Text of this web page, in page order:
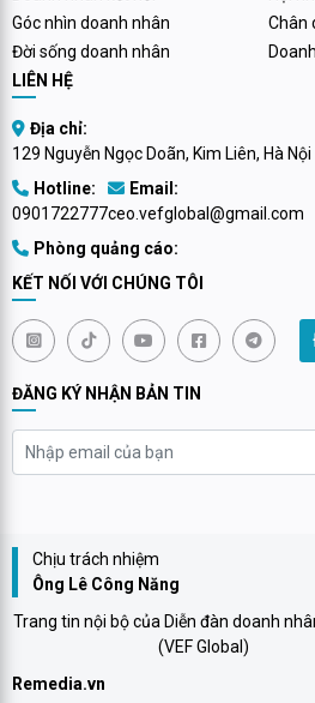
Góc nhìn doanh nhân
Chân
Đời sống doanh nhân
LIÊN HỆ
Địa chỉ:
129 Nguyễn Ngọc Doãn, Kim Liên, Hà Nội
Hotline:
0901722777
Email:
ceo.vefglobal@gmail.com
Phòng quảng cáo:
KẾT NỐI VỚI CHÚNG TÔI
ĐĂNG KÝ NHẬN BẢN TIN
Chịu trách nhiệm
Ông Lê Công Năng
Trang tin nội bộ của Diễn đàn doanh
(VEF Global)
Remedia.vn